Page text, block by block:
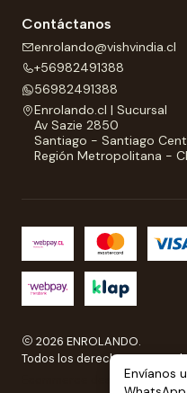
Contáctanos
enrolando@vishvindia.cl
+56982491388
56982491388
Enrolando.cl | Sucursal
Av Sazie 2850
Santiago - Santiago
Región Metropolitana -
2026 ENROLANDO.
Todos los derechos
Ecommerce desarrollado por
Envíanos